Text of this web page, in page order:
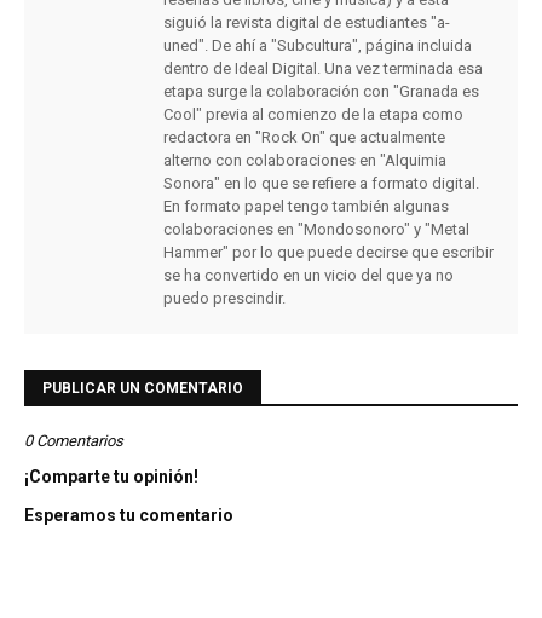
siguió la revista digital de estudiantes "a-
uned". De ahí a "Subcultura", página incluida
dentro de Ideal Digital. Una vez terminada esa
etapa surge la colaboración con "Granada es
Cool" previa al comienzo de la etapa como
redactora en "Rock On" que actualmente
alterno con colaboraciones en "Alquimia
Sonora" en lo que se refiere a formato digital.
En formato papel tengo también algunas
colaboraciones en "Mondosonoro" y "Metal
Hammer" por lo que puede decirse que escribir
se ha convertido en un vicio del que ya no
puedo prescindir.
PUBLICAR UN COMENTARIO
0 Comentarios
¡Comparte tu opinión!
Esperamos tu comentario